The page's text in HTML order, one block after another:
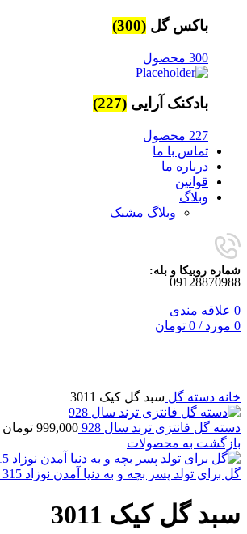
باکس گل (300)
300 محصول
بادکنک آرایی (227)
227 محصول
تماس با ما
درباره ما
قوانین
وبلاگ
وبلاگ مشبک
شماره روبیکا و بله:
09128870988
0 علاقه مندی
0 مورد /
0 تومان
خانه دسته گل سبد گل کیک 3011
دسته گل فانتزی ترند سال 928 999,000 تومان
بازگشت به محصولات
گل برای تولد پسر بچه و به دنیا آمدن نوزاد 315
سبد گل کیک 3011